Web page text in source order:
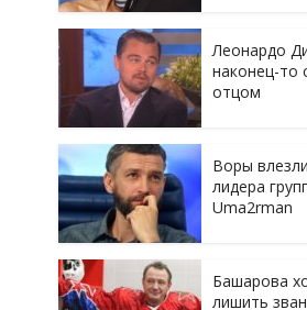
Леонардо
наконец-то
отцом
Воры
лидера
Uma2rman
Башарова
лишить